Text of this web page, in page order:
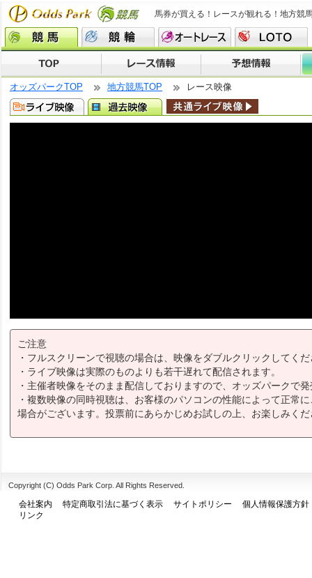
馬券が買える！レースが観れる！地方競
オッズパークTOP 地方競馬TOP レース映像
ご注意
・フルスクリーンで視聴の場合は、映像をダブルクリックしてく
・ライブ映像は実際のものよりも若干遅れて配信されます。
・主催者映像をそのまま配信しておりますので、オッズパークで
・複数映像の同時視聴は、お客様のパソコンの性能によって正常
場合がございます。投票前にあらかじめお試しの上、お楽しみく
Copyright (C) Odds Park Corp. All Rights Reserved.
会社案内 特定商取引法に基づく表示 サイトポリシー
個人情報保護方針
リンク